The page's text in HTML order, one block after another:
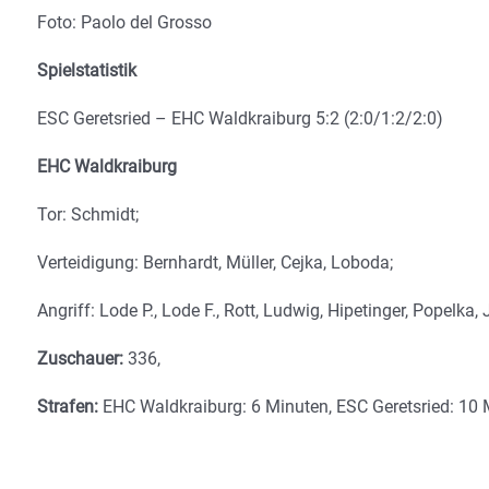
Foto: Paolo del Grosso
Spielstatistik
ESC Geretsried – EHC Waldkraiburg 5:2 (2:0/1:2/2:0)
EHC Waldkraiburg
Tor: Schmidt;
Verteidigung: Bernhardt, Müller, Cejka, Loboda;
Angriff: Lode P., Lode F., Rott, Ludwig, Hipetinger, Popelka,
Zuschauer: 336,
Strafen: EHC Waldkraiburg: 6 Minuten, ESC Geretsried: 10